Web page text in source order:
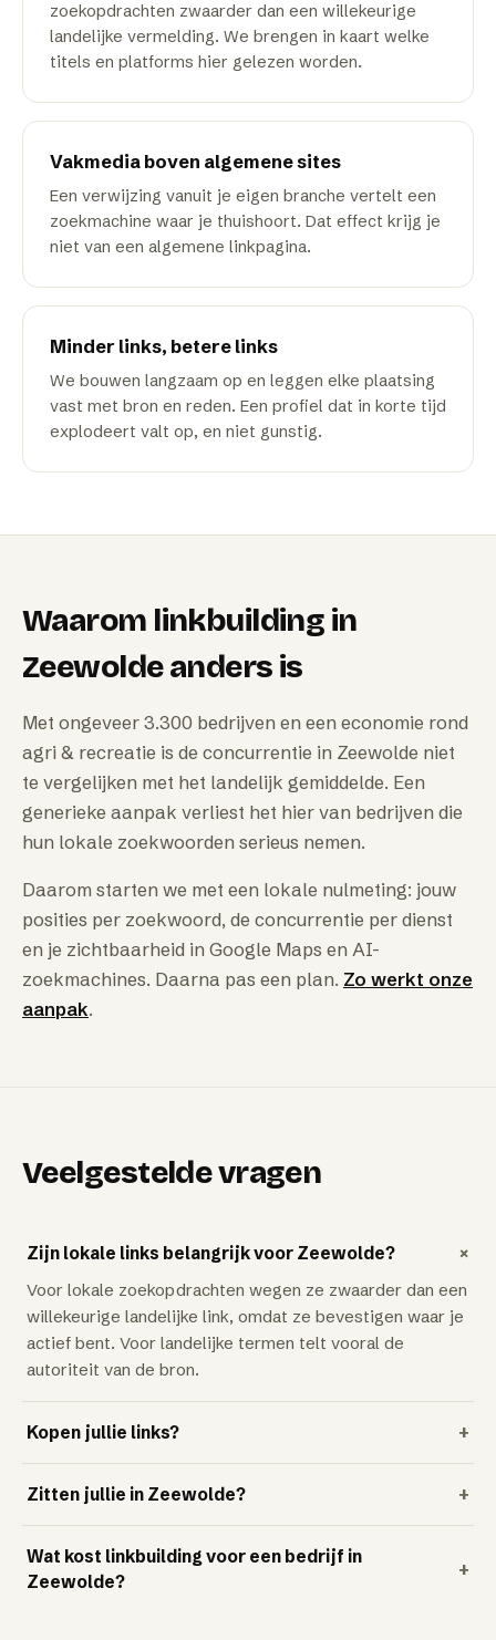
zoekopdrachten zwaarder dan een willekeurige
landelijke vermelding. We brengen in kaart welke
titels en platforms hier gelezen worden.
Vakmedia boven algemene sites
Een verwijzing vanuit je eigen branche vertelt een
zoekmachine waar je thuishoort. Dat effect krijg je
niet van een algemene linkpagina.
Minder links, betere links
We bouwen langzaam op en leggen elke plaatsing
vast met bron en reden. Een profiel dat in korte tijd
explodeert valt op, en niet gunstig.
Waarom linkbuilding in
Zeewoldeanders is
Met ongeveer 3.300 bedrijven en een economie rond
agri & recreatie is de concurrentie in Zeewolde niet
te vergelijken met het landelijk gemiddelde. Een
generieke aanpak verliest het hier van bedrijven die
hun lokale zoekwoorden serieus nemen.
Daarom starten we met een lokale nulmeting: jouw
posities per zoekwoord, de concurrentie per dienst
en je zichtbaarheid in Google Maps en AI-
zoekmachines. Daarna pas een plan. Zo werkt onze
aanpak.
Veelgestelde vragen
Zijn lokale links belangrijk voor Zeewolde? +
Voor lokale zoekopdrachten wegen ze zwaarder dan een
willekeurige landelijke link, omdat ze bevestigen waar je
actief bent. Voor landelijke termen telt vooral de
autoriteit van de bron.
Kopen jullie links? +
Zitten jullie in Zeewolde? +
Wat kost linkbuilding voor een bedrijf in
Zeewolde?
+